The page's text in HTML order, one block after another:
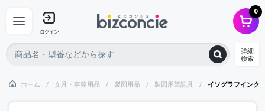
ログイン
0
詳細
検索
ホーム 文具・事務用品 製図用品 製図用筆記具 イソグラフイン